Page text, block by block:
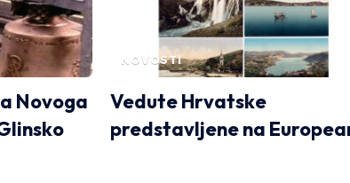
Novoga
NOVOSTI
Vedute Hrvatske
predstavljene na